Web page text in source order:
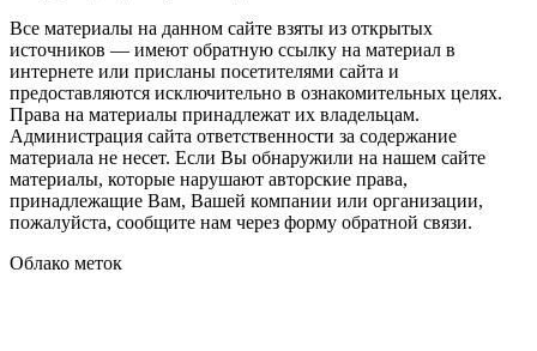
Все материалы на данном сайте взяты из открытых
источников — имеют обратную ссылку на материал в
интернете или присланы посетителями сайта и
предоставляются исключительно в ознакомительных целях.
Права на материалы принадлежат их владельцам.
Администрация сайта ответственности за содержание
материала не несет. Если Вы обнаружили на нашем сайте
материалы, которые нарушают авторские права,
принадлежащие Вам, Вашей компании или организации,
пожалуйста, сообщите нам через форму обратной связи.
Облако меток